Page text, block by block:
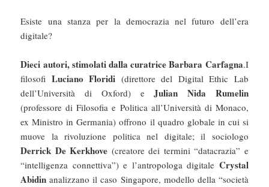
Esiste una stanza per la democrazia nel futuro dell’era
digitale?
Dieci autori, stimolati dalla curatrice Barbara Carfagna.I
filosofi Luciano Floridi (direttore del Digital Ethic Lab
dell’Università di Oxford) eJulian Nida Rumelin
(professore di Filosofia e Politica all’Università di Monaco,
ex Ministro in Germania) offrono il quadro globale in cui si
muove la rivoluzione politica nel digitale; il sociologo
Derrick De Kerkhove (creatore dei termini “datacrazia” e
“intelligenza connettiva”) e l’antropologa digitale Crystal
Abidin analizzano il caso Singapore, modello della “società